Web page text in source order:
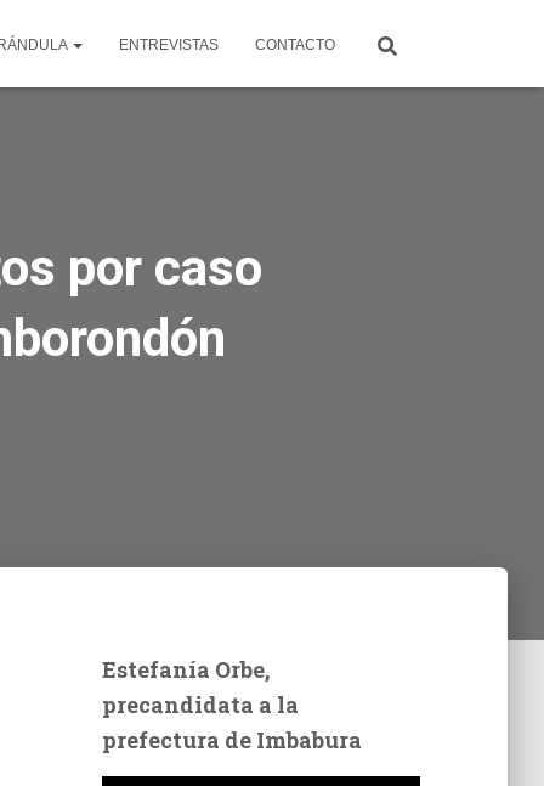
ENTREVISTAS CONTACTO
por caso
Estefanía Orbe,
precandidata a la
prefectura de Imbabura